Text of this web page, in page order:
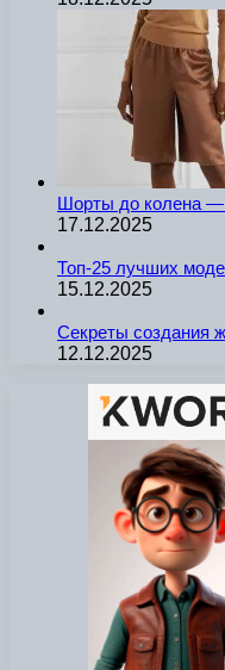
Шорты до колена —
17.12.2025
Топ-25 лучших
15.12.2025
Секреты создания
12.12.2025